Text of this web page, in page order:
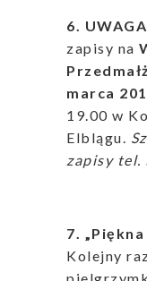
6.
zapisy na
marca
19.00 w
Elblągu.
zapisy tel.
7.
Kolejny